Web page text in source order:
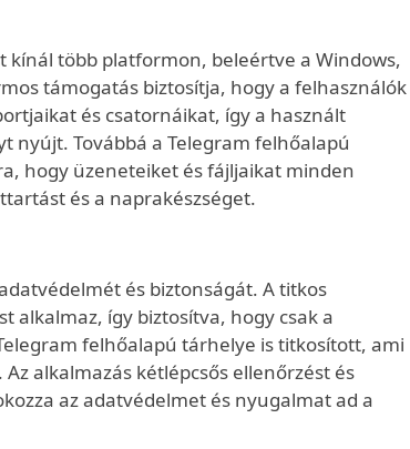
kínál több platformon, beleértve a Windows,
támogatás biztosítja, hogy a felhasználók
és csatornáikat, így a használt
nyújt. Továbbá a Telegram felhőalapú
hogy üzeneteiket és fájljaikat minden
és a naprakészséget.
és biztonságát. A titkos
alkalmaz, így biztosítva, hogy csak a
felhőalapú tárhelye is titkosított, ami
alkalmazás kétlépcsős ellenőrzést és
az adatvédelmet és nyugalmat ad a